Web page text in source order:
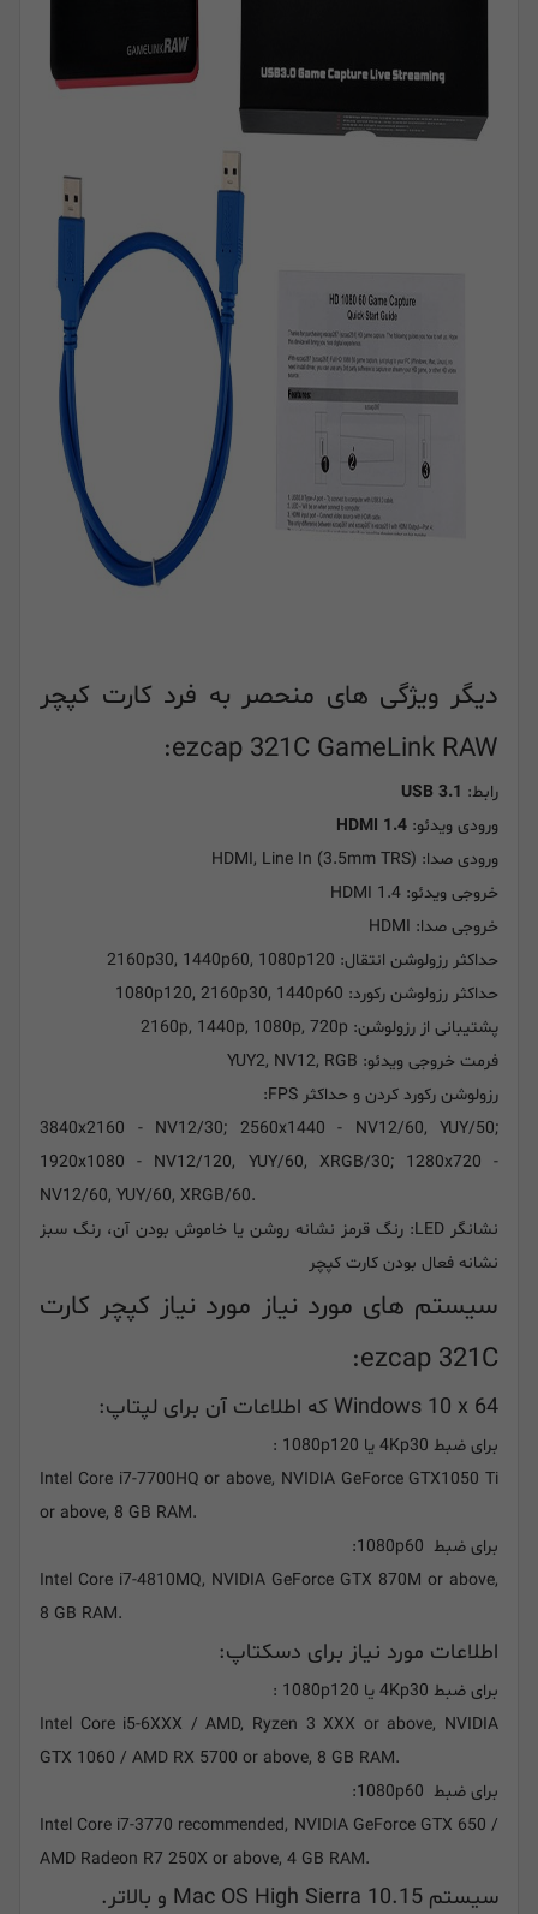
دیگر ویژگی های منحصر به فرد کارت کپچر
ezcap 321C GameLink RAW:
رابط: USB 3.1
ورودی ویدئو: HDMI 1.4
ورودی صدا: HDMI, Line In (3.5mm TRS)
خروجی ویدئو: HDMI 1.4
خروجی صدا: HDMI
حداکثر رزولوشن انتقال: 2160p30, 1440p60, 1080p120
حداکثر رزولوشن رکورد: 1080p120, 2160p30, 1440p60
پشتیبانی از رزولوشن: 2160p, 1440p, 1080p, 720p
فرمت خروجی ویدئو: YUY2, NV12, RGB
رزولوشن رکورد کردن و حداکثر FPS:
3840x2160 - NV12/30; 2560x1440 - NV12/60, YUY/50;
1920x1080 - NV12/120, YUY/60, XRGB/30; 1280x720 -
NV12/60, YUY/60, XRGB/60.
نشانگر LED: رنگ قرمز نشانه روشن یا خاموش بودن آن، رنگ سبز
نشانه فعال بودن کارت کپچر
سیستم های مورد نیاز مورد نیاز کپچر کارت
ezcap 321C:
Windows 10 x 64 که اطلاعات آن برای لپتاپ:
برای ضبط 4Kp30 یا 1080p120 :
Intel Core i7-7700HQ or above, NVIDIA GeForce GTX1050 Ti
or above, 8 GB RAM.
برای ضبط 1080p60:
Intel Core i7-4810MQ, NVIDIA GeForce GTX 870M or above,
8 GB RAM.
اطلاعات مورد نیاز برای دسکتاپ:
برای ضبط 4Kp30 یا 1080p120 :
Intel Core i5-6XXX / AMD, Ryzen 3 XXX or above, NVIDIA
GTX 1060 / AMD RX 5700 or above, 8 GB RAM.
برای ضبط 1080p60:
Intel Core i7-3770 recommended, NVIDIA GeForce GTX 650 /
AMD Radeon R7 250X or above, 4 GB RAM.
سیستم Mac OS High Sierra 10.15 و بالاتر.